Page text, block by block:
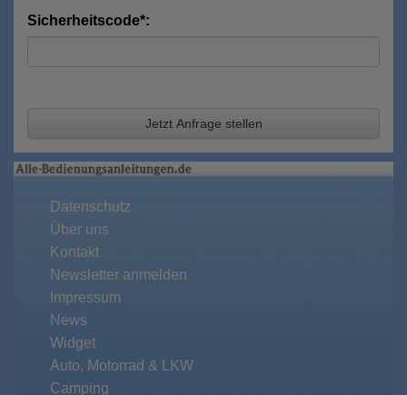
Sicherheitscode*:
Jetzt Anfrage stellen
Datenschutz
Über uns
Kontakt
Newsletter anmelden
Impressum
News
Widget
Auto, Motorrad & LKW
Camping